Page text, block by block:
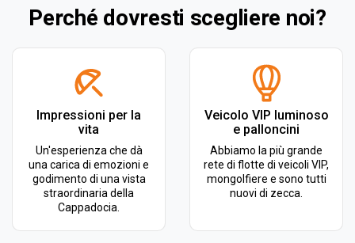
Perché dovresti scegliere noi?
Impressioni per la
vita
Un'esperienza che dà
una carica di emozioni e
godimento di una vista
straordinaria della
Cappadocia.
Veicolo VIP luminoso
e palloncini
Abbiamo la più grande
rete di flotte di veicoli VIP,
mongolfiere e sono tutti
nuovi di zecca.